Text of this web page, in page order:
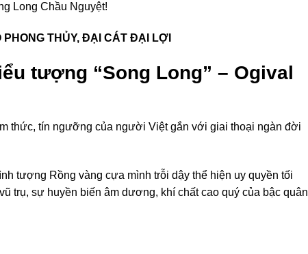
Long Chầu Nguyệt!
THỦY, ĐẠI CÁT ĐẠI LỢI
tượng “Song Long” – Ogival
thức, tín ngưỡng của người Việt gắn với giai thoại ngàn đời
tượng Rồng vàng cựa mình trỗi dậy thể hiện uy quyền tối
trụ, sự huyền biến âm dương, khí chất cao quý của bậc quân